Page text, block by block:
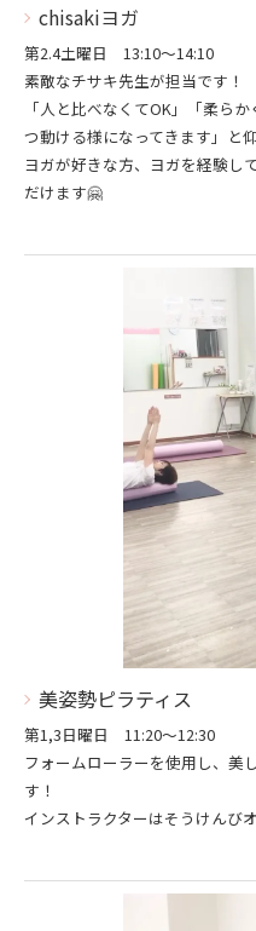
chisakiヨガ
第2.4土曜日 13:10～14:10
素敵なチサキ先生が担当です！
「人と比べなくてOK」「柔ら
つ動ける様になってきます」と仰
ヨガが好きな方、ヨガを経験し
だけます🤗
美姿勢ピラティス
第1,3日曜日 11:20～12:30
フォームローラーを使用し、美
す！
インストラクターはそうけんび